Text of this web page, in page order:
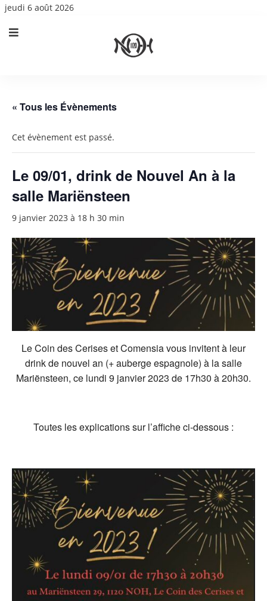
jeudi 6 août 2026
« Tous les Évènements
Cet évènement est passé.
Le 09/01, drink de Nouvel An à la
salle Mariënsteen
9 janvier 2023 à 18 h 30 min
Le Coin des Cerises et Comensia vous invitent à leur
drink de nouvel an (+ auberge espagnole) à la salle
Mariënsteen, ce lundi 9 janvier 2023 de 17h30 à 20h30.
Toutes les explications sur l’affiche ci-dessous :